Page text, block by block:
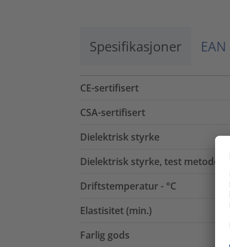
Spesifikasjoner
CE-sertifisert
CSA-sertifisert
Dielektrisk styrke
Dielektrisk styrke, test metode
Driftstemperatur - °C
Elastisitet (min.)
Farlig gods